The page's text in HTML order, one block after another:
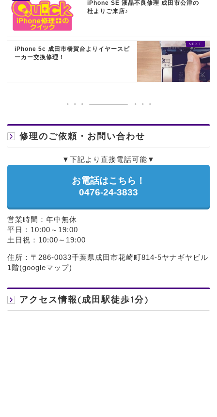
iPhone SE 液晶不良修理 成田市公津の
杜よりご来店♪
iPhone 5c 成田市橋賀台よりイヤースピ
ーカー交換修理！
修理のご依頼・お問い合わせ
▼下記より直接電話可能▼
お電話はこちら！
0476-24-3833
営業時間：年中無休
平日：10:00～19:00
土日祝：10:00～19:00
住所：〒286-0033千葉県成田市花崎町814-5ヤナギヤビル
1階(googleマップ)
アクセス情報(成田駅徒歩1分)